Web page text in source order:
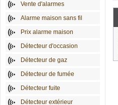
Vente d'alarmes
Alarme maison sans fil
Prix alarme maison
Détecteur d'occasion
Détecteur de gaz
Détecteur de fumée
Détecteur fuite
Détecteur extérieur